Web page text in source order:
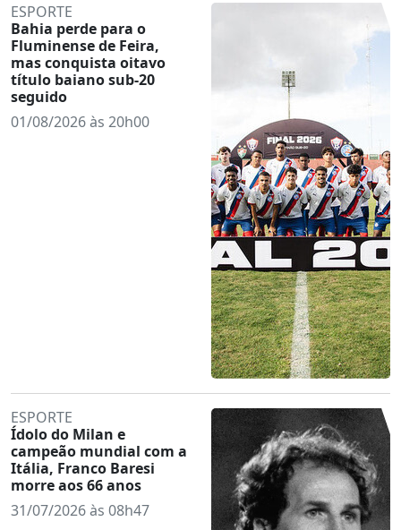
ESPORTE
Bahia perde para o
Fluminense de Feira,
mas conquista oitavo
título baiano sub-20
seguido
01/08/2026 às 20h00
ESPORTE
Ídolo do Milan e
campeão mundial com a
Itália, Franco Baresi
morre aos 66 anos
31/07/2026 às 08h47